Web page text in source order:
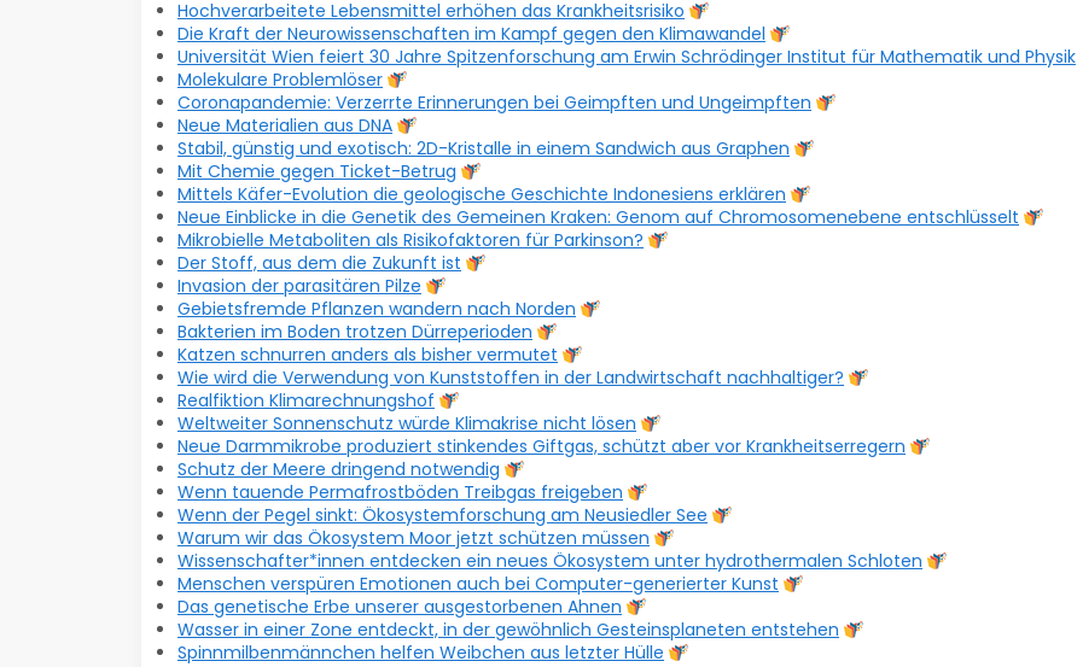
Hochverarbeitete Lebensmittel erhöhen das Krankheitsrisiko
Die Kraft der Neurowissenschaften im Kampf gegen den Klimawandel
Universität Wien feiert 30 Jahre Spitzenforschung am Erwin Schrödinger Institut für Mathematik und Physik
Molekulare Problemlöser
Coronapandemie: Verzerrte Erinnerungen bei Geimpften und Ungeimpften
Neue Materialien aus DNA
Stabil, günstig und exotisch: 2D-Kristalle in einem Sandwich aus Graphen
Mit Chemie gegen Ticket-Betrug
Mittels Käfer-Evolution die geologische Geschichte Indonesiens erklären
Neue Einblicke in die Genetik des Gemeinen Kraken: Genom auf Chromosomenebene entschlüsselt
Mikrobielle Metaboliten als Risikofaktoren für Parkinson?
Der Stoff, aus dem die Zukunft ist
Invasion der parasitären Pilze
Gebietsfremde Pflanzen wandern nach Norden
Bakterien im Boden trotzen Dürreperioden
Katzen schnurren anders als bisher vermutet
Wie wird die Verwendung von Kunststoffen in der Landwirtschaft nachhaltiger?
Realfiktion Klimarechnungshof
Weltweiter Sonnenschutz würde Klimakrise nicht lösen
Neue Darmmikrobe produziert stinkendes Giftgas, schützt aber vor Krankheitserregern
Schutz der Meere dringend notwendig
Wenn tauende Permafrostböden Treibgas freigeben
Wenn der Pegel sinkt: Ökosystemforschung am Neusiedler See
Warum wir das Ökosystem Moor jetzt schützen müssen
Wissenschafter*innen entdecken ein neues Ökosystem unter hydrothermalen Schloten
Menschen verspüren Emotionen auch bei Computer-generierter Kunst
Das genetische Erbe unserer ausgestorbenen Ahnen
Wasser in einer Zone entdeckt, in der gewöhnlich Gesteinsplaneten entstehen
Spinnmilbenmännchen helfen Weibchen aus letzter Hülle